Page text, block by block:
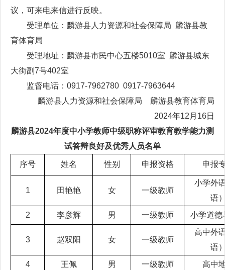
议，可来电来信进行反映。
受理单位：麟游县人力资源和社会保障局 麟游县教
育体育局
受理地址：麟游县市民中心五楼5010室 麟游县城东
大街副7号402室
监督电话：0917-7962780 0917-7963644
麟游县人力资源和社会保障局 麟游县教育体育局
2024年12月16日
麟游县2024年度中小学教师中级职称评审教育教学能力测
试答辩良好及优秀人员名单
序号 姓名 性别 申报资格 申报
1 田艳艳 女 一级教师
小学外
语
2
李彦辉 男 一级教师 小学道德
3 赵双阳 女 一级教师
高中外
语
4
王佩 男 一级教师 高中